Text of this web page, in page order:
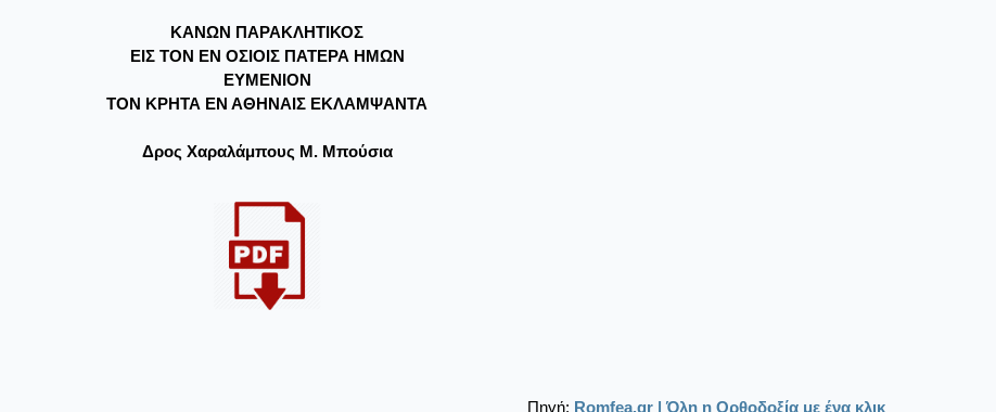
ΚΑΝΩΝ ΠΑΡΑΚΛΗΤΙΚΟΣ
ΕΙΣ ΤΟΝ ΕΝ ΟΣΙΟΙΣ ΠΑΤΕΡΑ ΗΜΩΝ
ΕΥΜΕΝΙΟΝ
ΤΟΝ ΚΡΗΤΑ ΕΝ ΑΘΗΝΑΙΣ ΕΚΛΑΜΨΑΝΤΑ
Δρος Χαραλάμπους Μ. Μπούσια
Πηγή: Romfea.gr | Όλη η Ορθοδοξία με ένα κλικ